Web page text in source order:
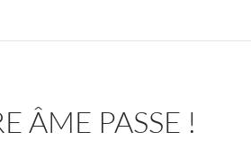
ÂME PASSE !